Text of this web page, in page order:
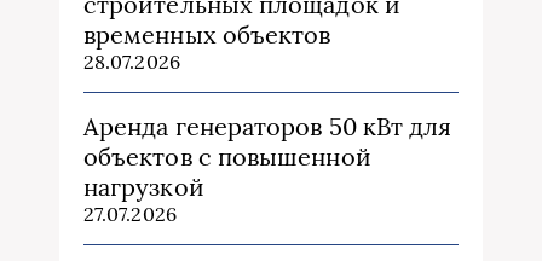
временных объектов
28.07.2026
Аренда генераторов 50 кВт для
объектов с повышенной
нагрузкой
27.07.2026